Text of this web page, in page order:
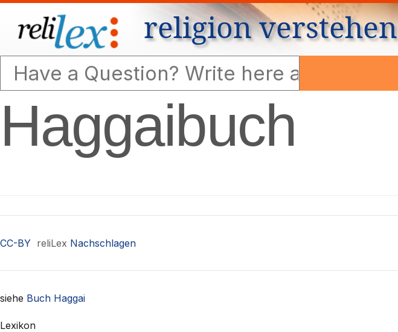
religion verstehen
Haggaibuch
CC-BY reliLex Nachschlagen
siehe Buch Haggai
Lexikon